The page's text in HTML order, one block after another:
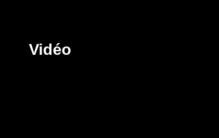
Vidéo